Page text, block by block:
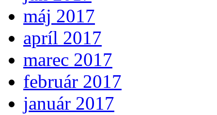
máj 2017
apríl 2017
marec 2017
február 2017
január 2017